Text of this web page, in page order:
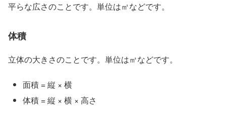
平らな広さのことです。単位は㎡などです。
体積
立体の大きさのことです。単位は㎥などです。
面積 = 縦 × 横
体積 = 縦 × 横 × 高さ